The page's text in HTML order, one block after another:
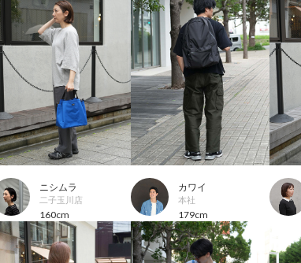
ニシムラ
二子玉川店
160cm
カワイ
本社
179cm